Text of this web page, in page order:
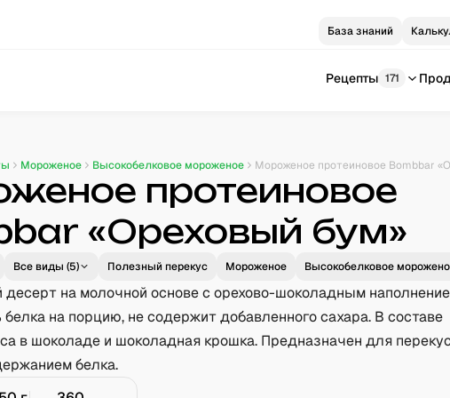
База знаний
Рецепты 171
Мороженое Высокобелковое мороженое
протеиновое
«Ореховый бум»
Все виды (5) Полезный перекус Мороженое Высокобелковое
на молочной основе с орехово-шоколадным
на порцию, не содержит добавленного сахара. В составе
в шоколаде и шоколадная крошка. Предназначен для
белка.